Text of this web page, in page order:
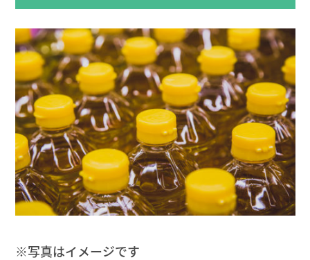
※写真はイメージです